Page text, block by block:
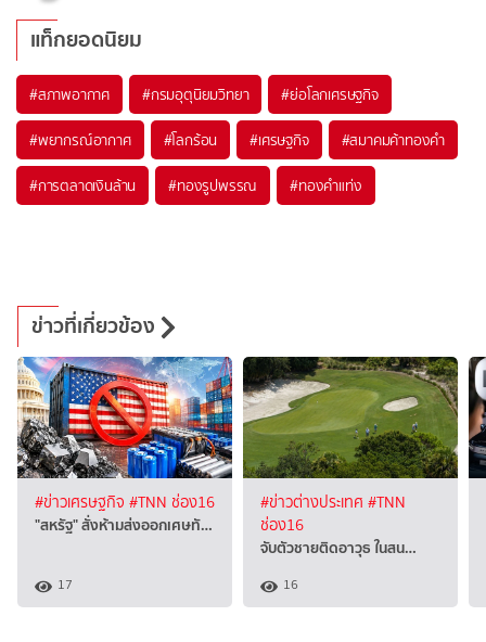
แท็กยอดนิยม
#สภาพอากาศ #กรมอุตุนิยมวิทยา #ย่อโลกเศรษฐกิจ
#พยากรณ์อากาศ #โลกร้อน #เศรษฐกิจ #สมาคมค้าทองคำ
#การตลาดเงินล้าน #ทองรูปพรรณ #ทองคำแท่ง
ข่าวที่เกี่ยวข้อง
#ข่าวเศรษฐกิจ #TNN ช่อง16
"สหรัฐ" สั่งห้ามส่งออกเศษทั…
17
#ข่าวต่างประเทศ #TNN
ช่อง16
จับตัวชายติดอาวุธ ในสน…
16